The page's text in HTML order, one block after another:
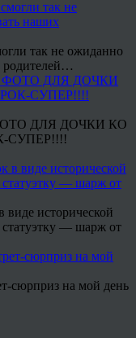
так не ожиданно
родителей…
ДЛЯ ДОЧКИ КО
СУПЕР!!!!
исторической
— шарж от
сюрприз на мой день